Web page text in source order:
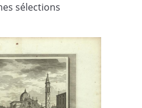
sélections